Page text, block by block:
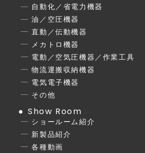
自動化／省電力機器
油／空圧機器
直動／伝動機器
メカトロ機器
電動／空気圧機器／作業工具
物流運搬収納機器
電気電子機器
その他
Show Room
ショールーム紹介
新製品紹介
各種動画